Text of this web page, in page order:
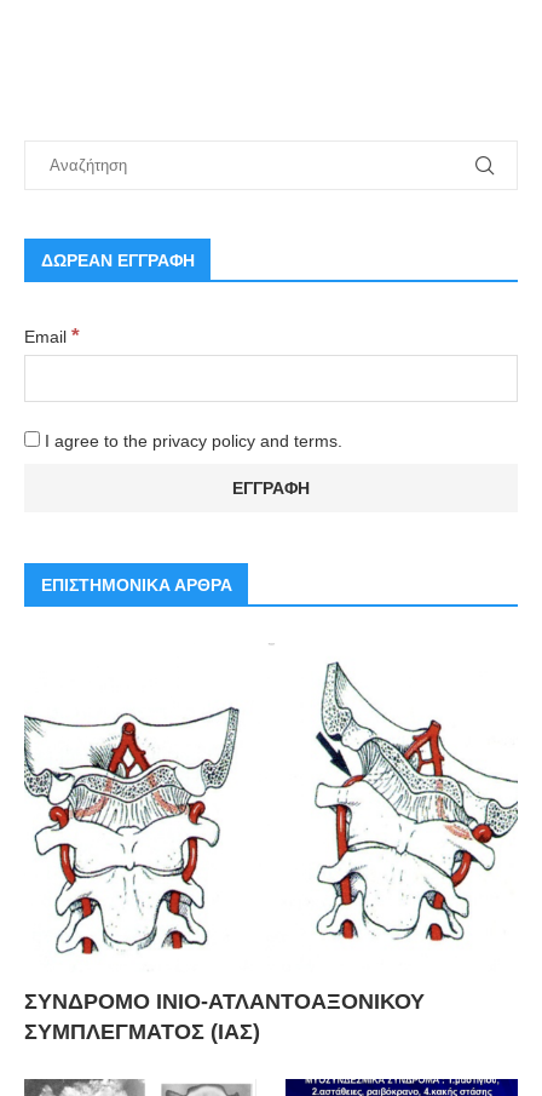
ΔΩΡΕΑΝ ΕΓΓΡΑΦΗ
Email *
I agree to the privacy policy and terms.
ΕΠΙΣΤΗΜΟΝΙΚΑ ΑΡΘΡΑ
ΣΥΝΔΡΟΜΟ ΙΝΙΟ-ΑΤΛΑΝΤΟΑΞΟΝΙΚΟΥ
ΣΥΜΠΛΕΓΜΑΤΟΣ (ΙΑΣ)